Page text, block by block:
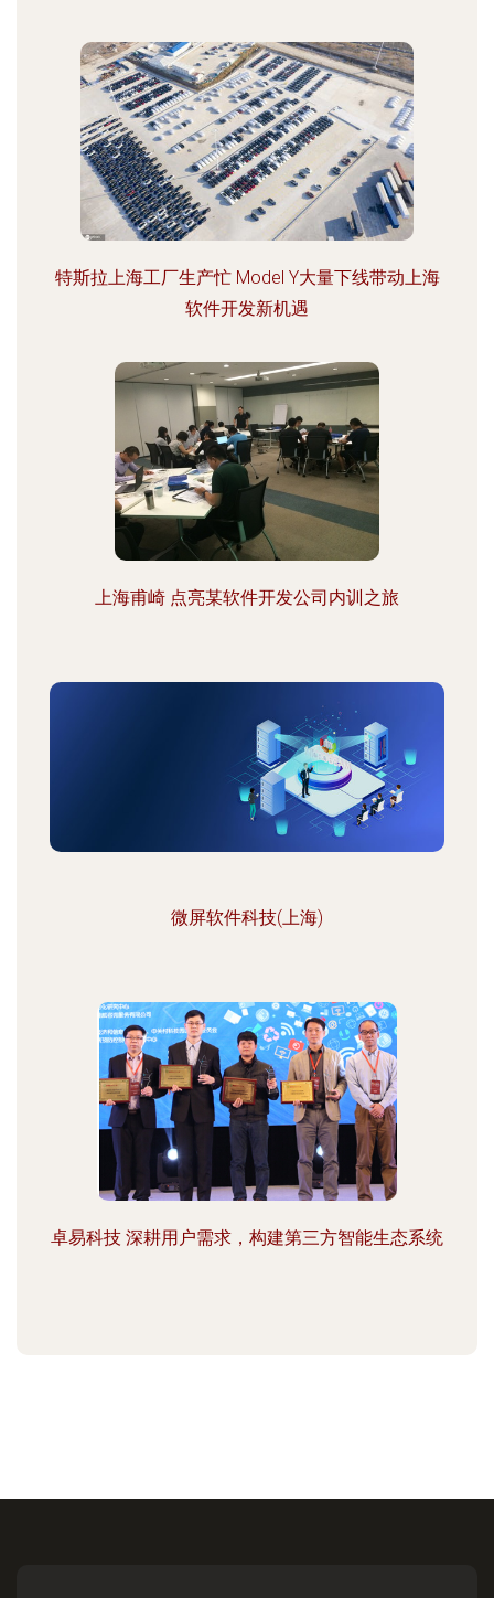
特斯拉上海工厂生产忙 Model Y大量下线带动上海
软件开发新机遇
上海甫崎 点亮某软件开发公司内训之旅
微屏软件科技(上海)
卓易科技 深耕用户需求，构建第三方智能生态系统